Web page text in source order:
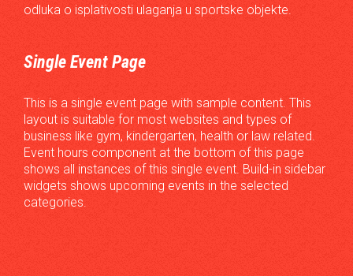
odluka o isplativosti ulaganja u sportske objekte.
Single Event Page
This is a single event page with sample content. This
layout is suitable for most websites and types of
business like gym, kindergarten, health or law related.
Event hours component at the bottom of this page
shows all instances of this single event. Build-in sidebar
widgets shows upcoming events in the selected
categories.